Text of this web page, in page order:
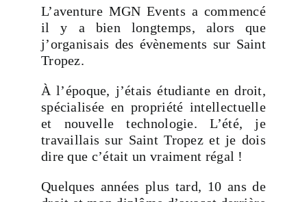
L’aventure MGN Events a commencé
il y a bien longtemps, alors que
j’organisais des évènements sur Saint
Tropez.
À l’époque, j’étais étudiante en droit,
spécialisée en propriété intellectuelle
et nouvelle technologie. L’été, je
travaillais sur Saint Tropez et je dois
dire que c’était un vraiment régal !
Quelques années plus tard, 10 ans de